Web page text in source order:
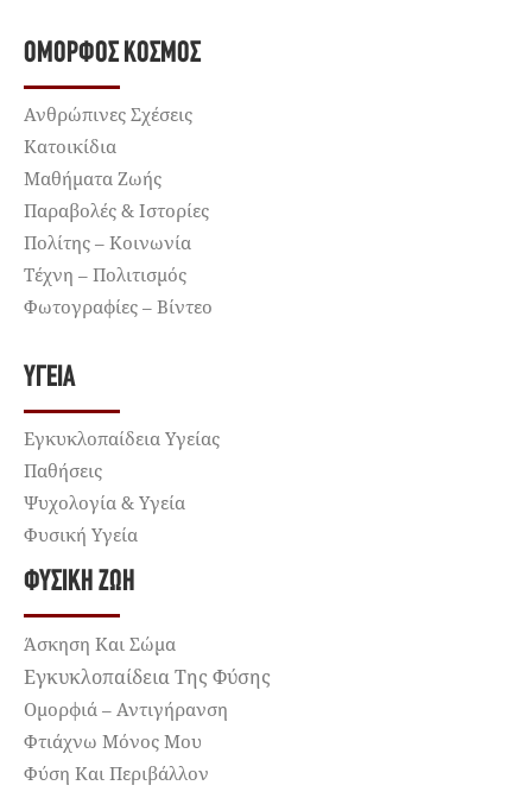
ΌΜΟΡΦΟΣ ΚΌΣΜΟΣ
Ανθρώπινες Σχέσεις
Κατοικίδια
Μαθήματα Ζωής
Παραβολές & Ιστορίες
Πολίτης – Κοινωνία
Τέχνη – Πολιτισμός
Φωτογραφίες – Βίντεο
ΥΓΕΊΑ
Εγκυκλοπαίδεια Υγείας
Παθήσεις
Ψυχολογία & Υγεία
Φυσική Υγεία
ΦΥΣΙΚΉ ΖΩΉ
Άσκηση Και Σώμα
Εγκυκλοπαίδεια Της Φύσης
Ομορφιά – Αντιγήρανση
Φτιάχνω Μόνος Μου
Φύση Και Περιβάλλον